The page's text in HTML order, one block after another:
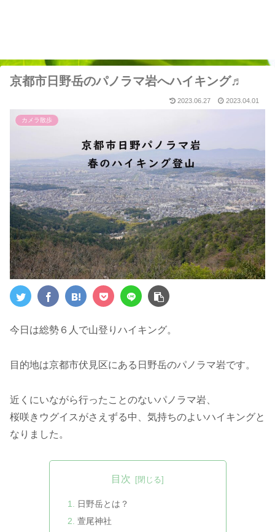
京都市日野岳のパノラマ岩へハイキング♬
2023.06.27 2023.04.01
カメラ散歩
今日は総勢６人で山登りハイキング。
目的地は京都市伏見区にある日野岳のパノラマ岩です。
近くにいながら行ったことのないパノラマ岩、
桜咲きウグイスがさえずる中、気持ちのよいハイキングと
なりました。
目次
日野岳とは？
萱尾神社